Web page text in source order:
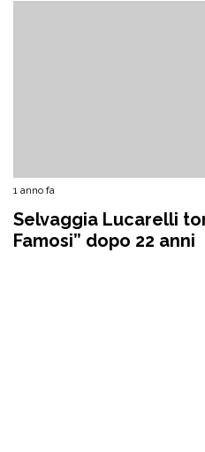
1 anno fa
Selvaggia Lucarelli
Famosi” dopo 22 anni